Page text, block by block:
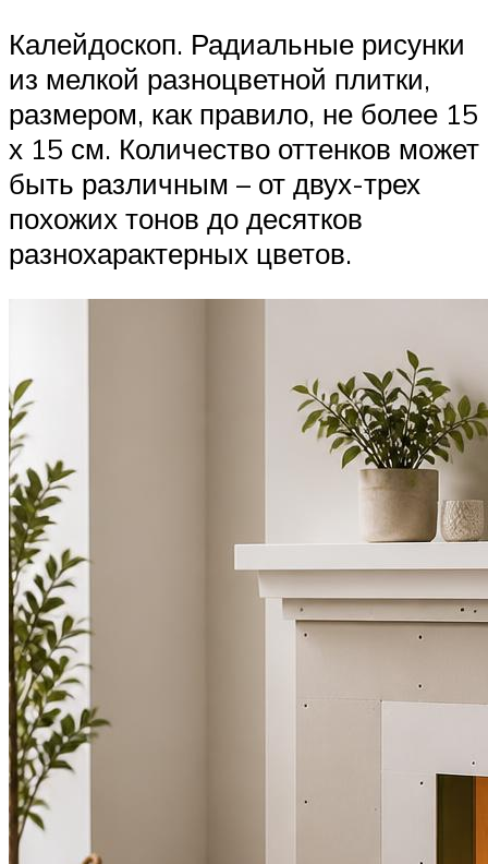
Калейдоскоп. Радиальные рисунки
из мелкой разноцветной плитки,
размером, как правило, не более 15
х 15 см. Количество оттенков может
быть различным – от двух-трех
похожих тонов до десятков
разнохарактерных цветов.